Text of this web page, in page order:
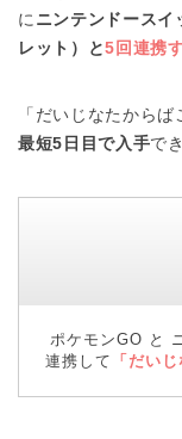
に ニンテンドースイ
レット）と5回連携
「だいじなたから
最短5日目で入手で
ポケモンGO と
連携して 「だい